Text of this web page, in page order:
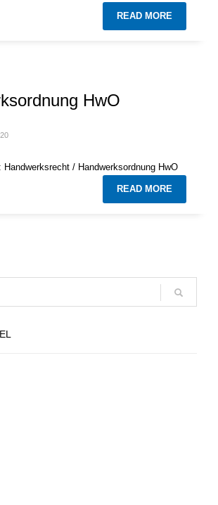
READ MORE
HwO
Handwerksrecht / Handwerksordnung HwO
READ MORE